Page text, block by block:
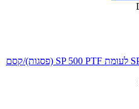
השוואה בין: קסם SP500 KTF לעומת SP 500 PTF (פסגות)/קסם